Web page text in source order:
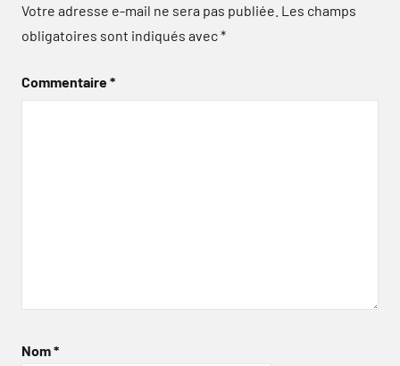
Votre adresse e-mail ne sera pas publiée. Les champs
obligatoires sont indiqués avec*
Commentaire*
Nom*